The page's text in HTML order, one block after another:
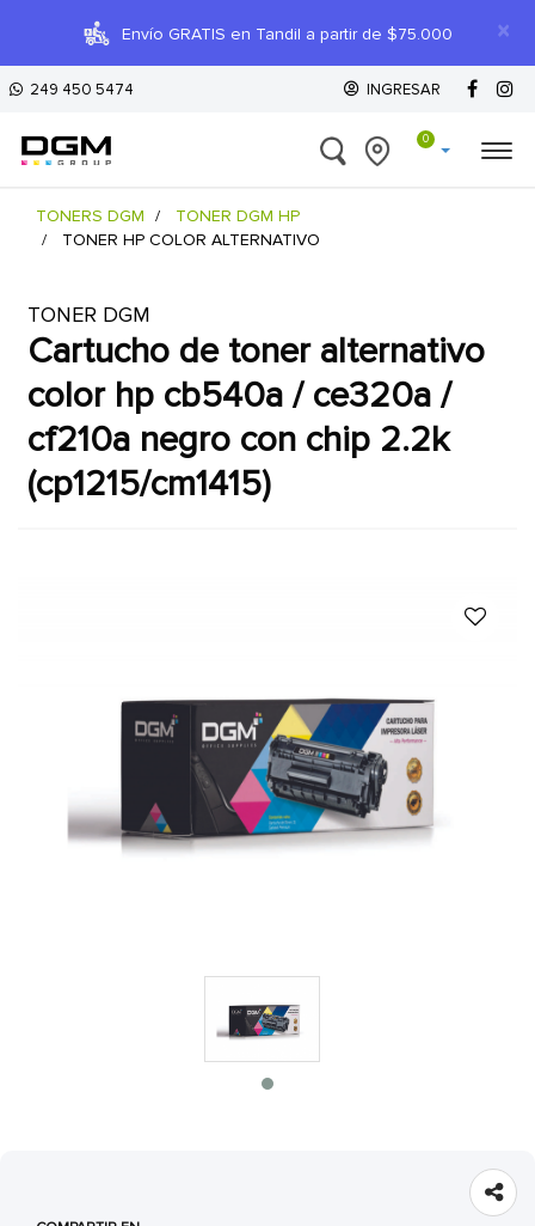
×
Envío GRATIS en Tandil a partir de $75.000
249 450 5474 INGRESAR
0
TONERS DGM
TONER DGM HP
TONER HP COLOR ALTERNATIVO
TONER DGM
cartucho de toner alternativo
color hp cb540a / ce320a /
cf210a negro con chip 2.2k
(cp1215/cm1415)